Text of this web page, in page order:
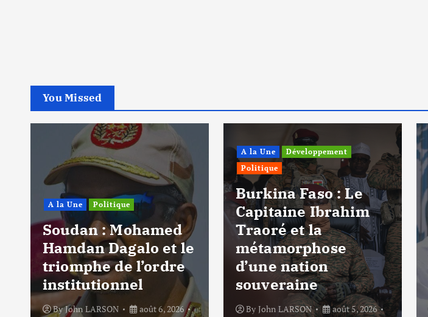
You Missed
A la Une Politique
Soudan : Mohamed
Hamdan Dagalo et le
triomphe de l’ordre
institutionnel
ByJohn LARSON
août 6, 2026
A la Une
Développement
Politique
Burkina Faso : Le
Capitaine Ibrahim
Traoré et la
métamorphose
d’une nation
souveraine
By John LARSON
août 5, 2026